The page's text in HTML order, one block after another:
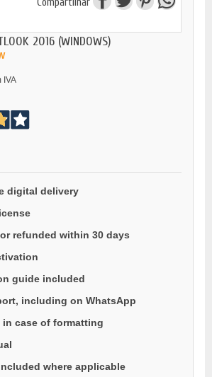
2016 (WINDOWS)
IVA
digital delivery
refunded within 30 days
guide included
including on WhatsApp
in case of formatting
where applicable